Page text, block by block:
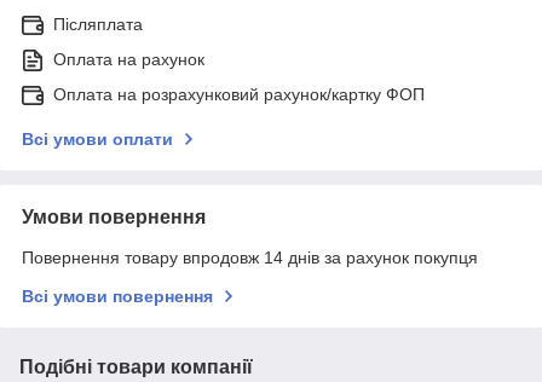
Післяплата
Оплата на рахунок
Оплата на розрахунковий рахунок/картку ФОП
Всі умови оплати
Умови повернення
Повернення товару впродовж 14 днів за рахунок покупця
Всі умови повернення
Подібні товари компанії